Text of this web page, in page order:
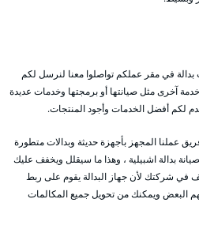
في مقر عملكم تواصلوا معنا لنرسل لكم
خدمة آخرى مثل صيانتها أو برمجتها وخدمات عديدة
لكم أفضل الخدمات وأجود المنتجات.
عملنا المجهز بأجهزة حديثة وبدالات متطورة
بدالة اشبيلية ، وهذا ما سيقلل ويخفف عليك
في شركتك لأن جهاز البدالة يقوم على ربط
البعض ويمكنك من تحويل جميع المكالمات